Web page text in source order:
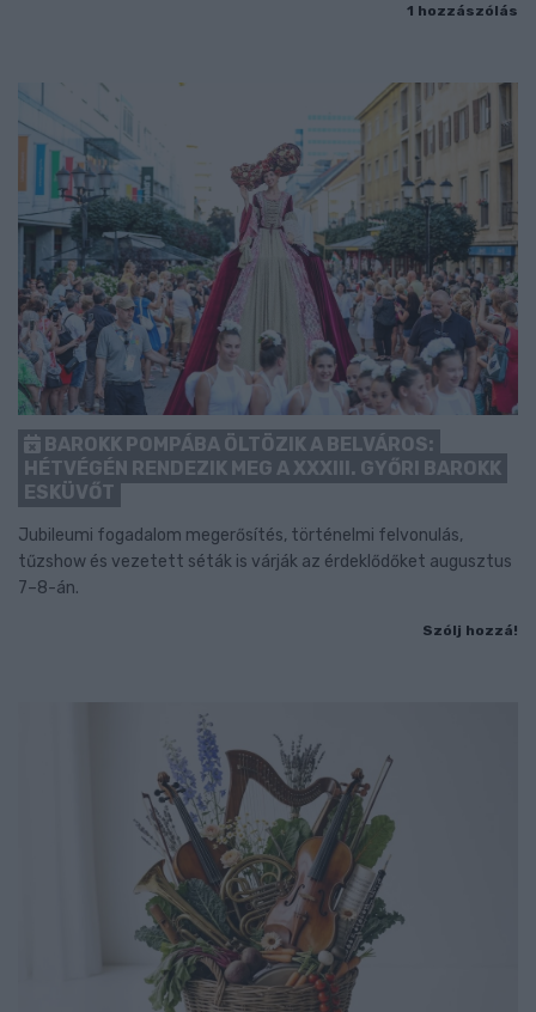
1 hozzászólás
BAROKK POMPÁBA ÖLTÖZIK A BELVÁROS:
HÉTVÉGÉN RENDEZIK MEG A XXXIII. GYŐRI BAROKK
ESKÜVŐT
Jubileumi fogadalom megerősítés, történelmi felvonulás,
tűzshow és vezetett séták is várják az érdeklődőket augusztus
7–8-án.
Szólj hozzá!